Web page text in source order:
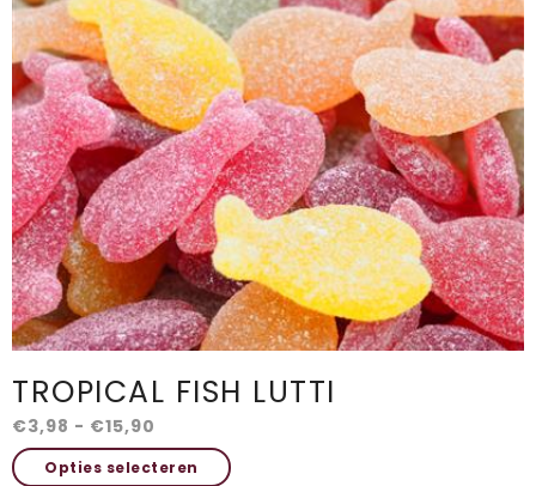
TROPICAL FISH LUTTI
€3,98 - €15,90
€3,98
tot
Opties selecteren
Dit